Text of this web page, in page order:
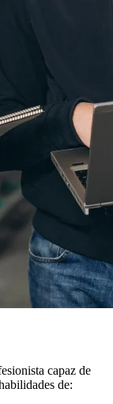
capaz de
de: